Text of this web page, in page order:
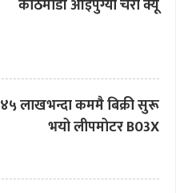
काठमाडौं आइपुग्यो चेरी क्यू
४५ लाखभन्दा कममै बिक्री सुरू
भयो लीपमोटर B03X